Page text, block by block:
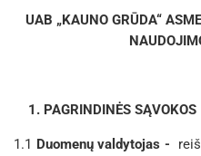
UAB „KAUNO GRŪDA“
1. PAGRINDINĖS SĄVOKOS
1.1 Duomenų valdytojas -